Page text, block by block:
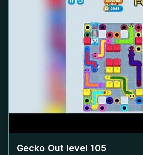
Gecko Out level 105